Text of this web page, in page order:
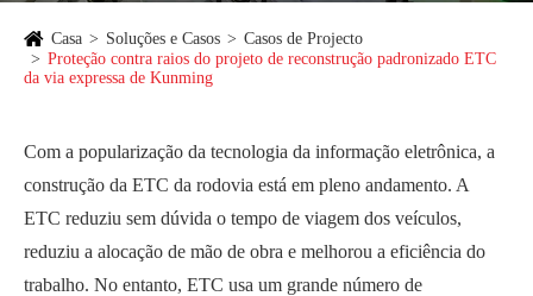
Casa Soluções e Casos
Casos de Projecto
Proteção contra raios do projeto de reconstrução padronizado ETC
da via expressa de Kunming
Com a popularização da tecnologia da informação eletrônica, a
construção da ETC da rodovia está em pleno andamento. A
ETC reduziu sem dúvida o tempo de viagem dos veículos,
reduziu a alocação de mão de obra e melhorou a eficiência do
trabalho. No entanto, ETC usa um grande número de